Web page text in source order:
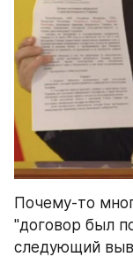
Почему-то
"договор был
следующий